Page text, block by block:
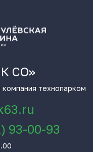
СО»
технопарком
93-00-93